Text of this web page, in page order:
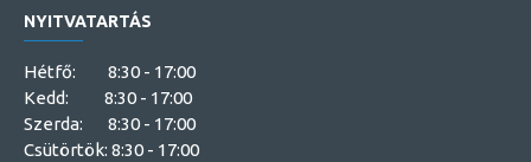
NYITVATARTÁS
Hétfő: 8:30 - 17:00
Kedd: 8:30 - 17:00
Szerda: 8:30 - 17:00
Csütörtök: 8:30 - 17:00